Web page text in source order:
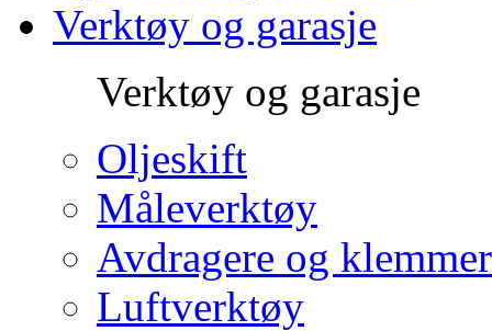
Verktøy og garasje
Verktøy og garasje
Oljeskift
Måleverktøy
Avdragere og klemmer
Luftverktøy